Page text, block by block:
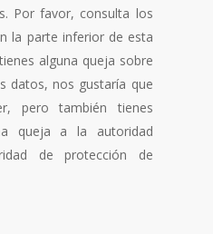
Por favor, consulta los
la parte inferior de esta
alguna queja sobre
datos, nos gustaría que
pero también tienes
queja a la autoridad
de protección de